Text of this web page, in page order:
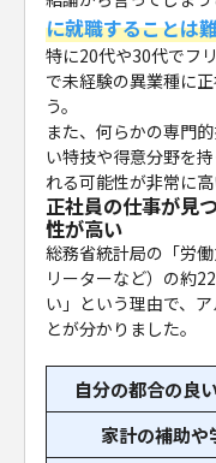
に就職することは
特に20代や30代でフ
で未経験の異業種に
う。
また、何らかの専門
い特技や得意分野を
れる可能性が非常に高
正社員の仕事が見
性が高い
総務省統計局の「労
リーターなど）の約
い」という理由で、
とが分かりました。
自分の都合の良
家計の補助や